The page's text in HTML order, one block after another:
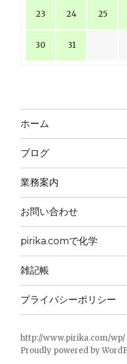
23 24 25
30 31
ホーム
ブログ
業務案内
お問い合わせ
pirika.comで化学
雑記帳
プライバシーポリシー
http://www.pirika.com/wp/
Proudly powered by